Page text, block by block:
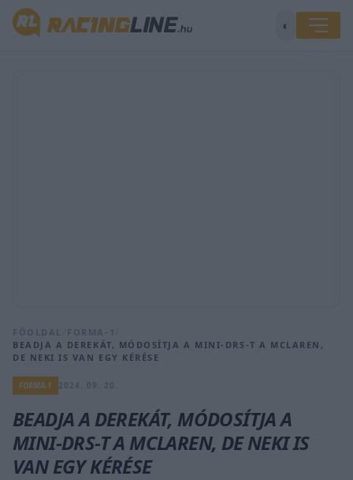
◐
FŐOLDAL FORMA-1
BEADJA A DEREKÁT, MÓDOSÍTJA A MINI-DRS-T A MCLAREN,
DE NEKI IS VAN EGY KÉRÉSE
FORMA-1
BEADJA A DEREKÁT, MÓDOSÍTJA A
MINI-DRS-T A MCLAREN, DE NEKI IS
VAN EGY KÉRÉSE